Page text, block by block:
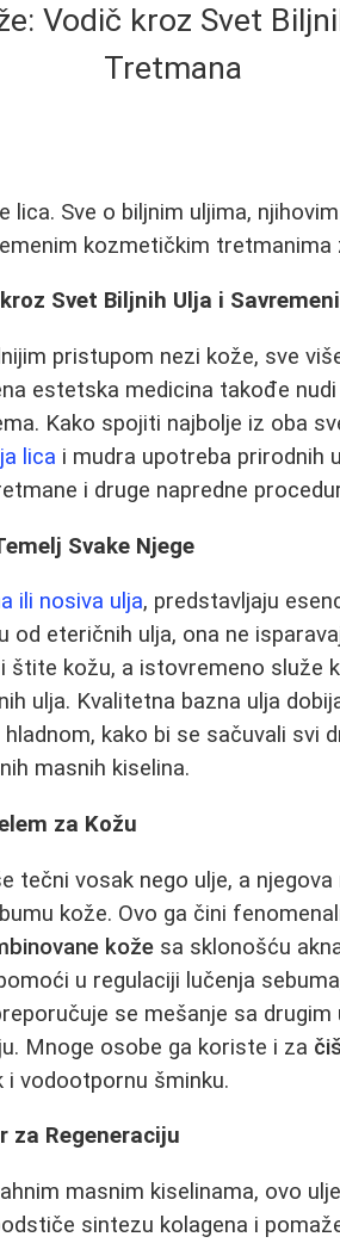
Vodič kroz Svet
Tretmana
lica. Sve o biljnim uljima,
kozmetičkim tretmanima
Svet Biljnih Ulja i
pristupom nezi kože, sve
estetska medicina takođe
Kako spojiti najbolje iz oba
lica i mudra upotreba prirodnih
i druge napredne
Svake Njege
ili nosiva ulja, predstavljaju
od eteričnih ulja, ona ne
štite kožu, a istovremeno služe
ulja. Kvalitetna bazna ulja
kako bi se sačuvali svi
masnih kiselina.
za Kožu
tečni vosak nego ulje, a
kože. Ovo ga čini
kože sa sklonošću
u regulaciji lučenja
se mešanje sa
Mnoge osobe ga koriste i za
i vodootpornu šminku.
za Regeneraciju
masnim kiselinama, ovo
sintezu kolagena i